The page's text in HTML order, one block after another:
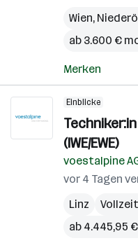
Wien,
ab 3.600 €
Merken
Einblicke
(IWE/EWE)
voestalpine
vor 4 Tagen
Linz
ab 4.445,95